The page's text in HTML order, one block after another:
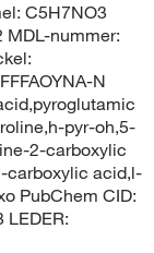
C5H7NO3
MDL-nummer:
N
pyr-oh,5-
2-carboxylic
carboxylic acid,l-
PubChem CID:
LEDER: